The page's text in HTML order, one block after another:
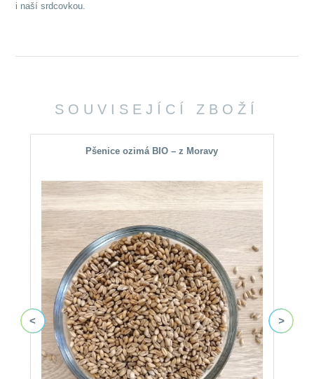
i naší srdcovkou.
SOUVISEJÍCÍ ZBOŽÍ
Pšenice ozimá BIO – z Moravy